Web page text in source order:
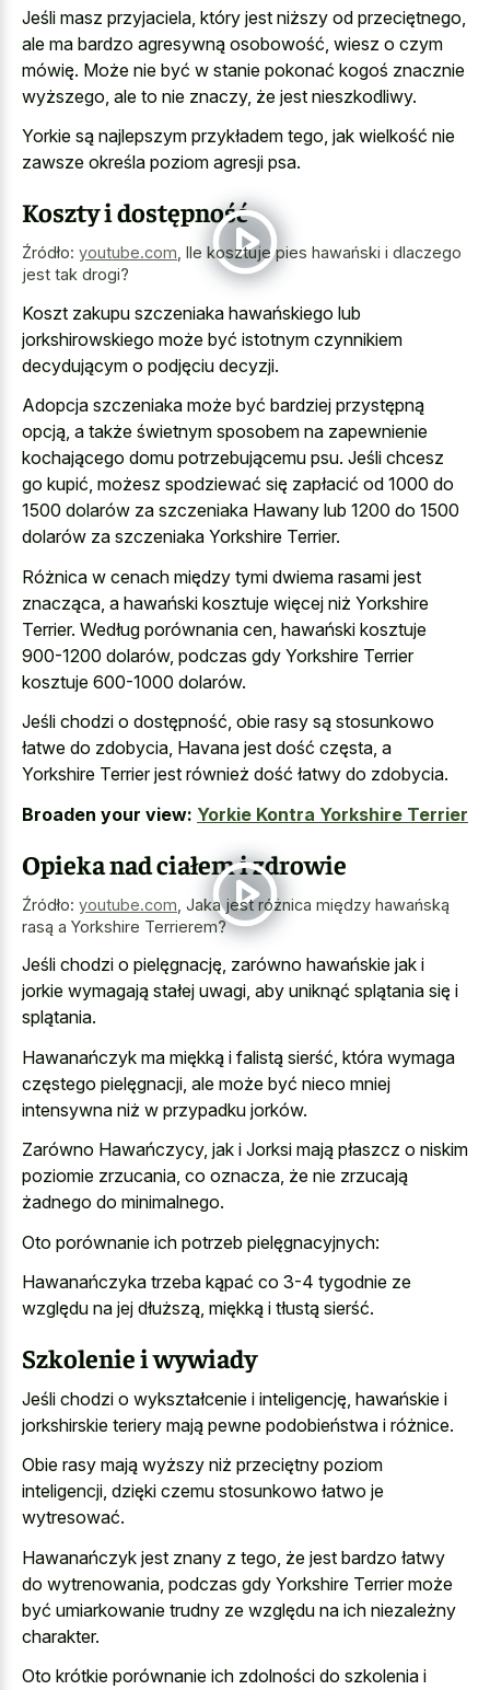
Jeśli masz przyjaciela, który jest niższy od przeciętnego,
ale ma bardzo agresywną osobowość, wiesz o czym
mówię. Może nie być w stanie pokonać kogoś znacznie
wyższego, ale to nie znaczy, że jest nieszkodliwy.
Yorkie są najlepszym przykładem tego, jak wielkość nie
zawsze określa poziom agresji psa.
Koszty i dostępność
Źródło: youtube.com Ile kosztuje pies hawański i dlaczego
jest tak drogi?
Koszt zakupu szczeniaka hawańskiego lub
jorkshirowskiego może być istotnym czynnikiem
decydującym o podjęciu decyzji.
Adopcja szczeniaka może być bardziej przystępną
opcją, a także świetnym sposobem na zapewnienie
kochającego domu potrzebującemu psu. Jeśli chcesz
go kupić, możesz spodziewać się zapłacić od 1000 do
1500 dolarów za szczeniaka Hawany lub 1200 do 1500
dolarów za szczeniaka Yorkshire Terrier.
Różnica w cenach między tymi dwiema rasami jest
znacząca, a hawański kosztuje więcej niż Yorkshire
Terrier. Według porównania cen, hawański kosztuje
900-1200 dolarów, podczas gdy Yorkshire Terrier
kosztuje 600-1000 dolarów.
Jeśli chodzi o dostępność, obie rasy są stosunkowo
łatwe do zdobycia, Havana jest dość częsta, a
Yorkshire Terrier jest również dość łatwy do zdobycia.
Broaden your view: Yorkie Kontra Yorkshire Terrier
Opieka nad ciałem i zdrowie
Źródło: youtube.com Jaka jest różnica między hawańską
rasą a Yorkshire Terrierem?
Jeśli chodzi o pielęgnację, zarówno hawańskie jak i
jorkie wymagają stałej uwagi, aby uniknąć splątania się i
splątania.
Hawanańczyk ma miękką i falistą sierść, która wymaga
częstego pielęgnacji, ale może być nieco mniej
intensywna niż w przypadku jorków.
Zarówno Hawańczycy, jak i Jorksi mają płaszcz o niskim
poziomie zrzucania, co oznacza, że nie zrzucają
żadnego do minimalnego.
Oto porównanie ich potrzeb pielęgnacyjnych:
Hawanańczyka trzeba kąpać co 3-4 tygodnie ze
względu na jej dłuższą, miękką i tłustą sierść.
Szkolenie i wywiady
Jeśli chodzi o wykształcenie i inteligencję, hawańskie i
jorkshirskie teriery mają pewne podobieństwa i różnice.
Obie rasy mają wyższy niż przeciętny poziom
inteligencji, dzięki czemu stosunkowo łatwo je
wytresować.
Hawanańczyk jest znany z tego, że jest bardzo łatwy
do wytrenowania, podczas gdy Yorkshire Terrier może
być umiarkowanie trudny ze względu na ich niezależny
charakter.
Oto krótkie porównanie ich zdolności do szkolenia i